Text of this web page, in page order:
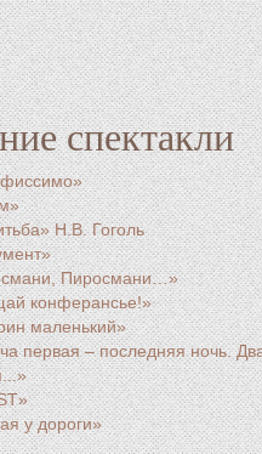
спектакли
Н.В. Гоголь
Пиросмани…»
конферансье!»
маленький»
первая – последняя ночь.
у дороги»